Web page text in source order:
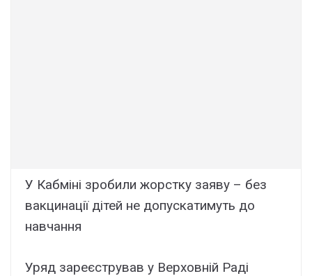
У Кабміні зробили жорстку заяву – без
вакцинації дітей не допускатимуть до
навчання
Уряд зареєстрував у Верховній Раді